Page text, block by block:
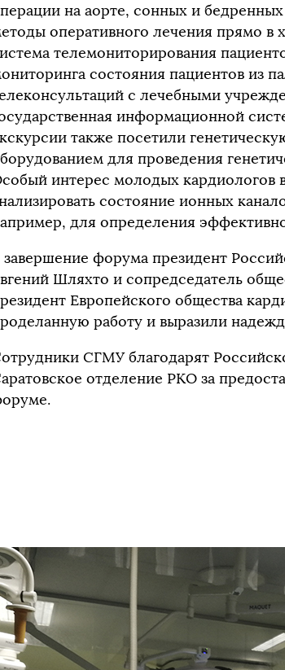
на аорте, сонных и
оперативного лечения прямо в
телемониторирования
состояния пациентов из
с лечебными
информационной
также посетили
для проведения
интерес молодых кардиологов
состояние ионных
для определения
завершение форума президент
Шляхто и сопредседатель
Европейского общества
работу и выразили
СГМУ благодарят
отделение РКО за